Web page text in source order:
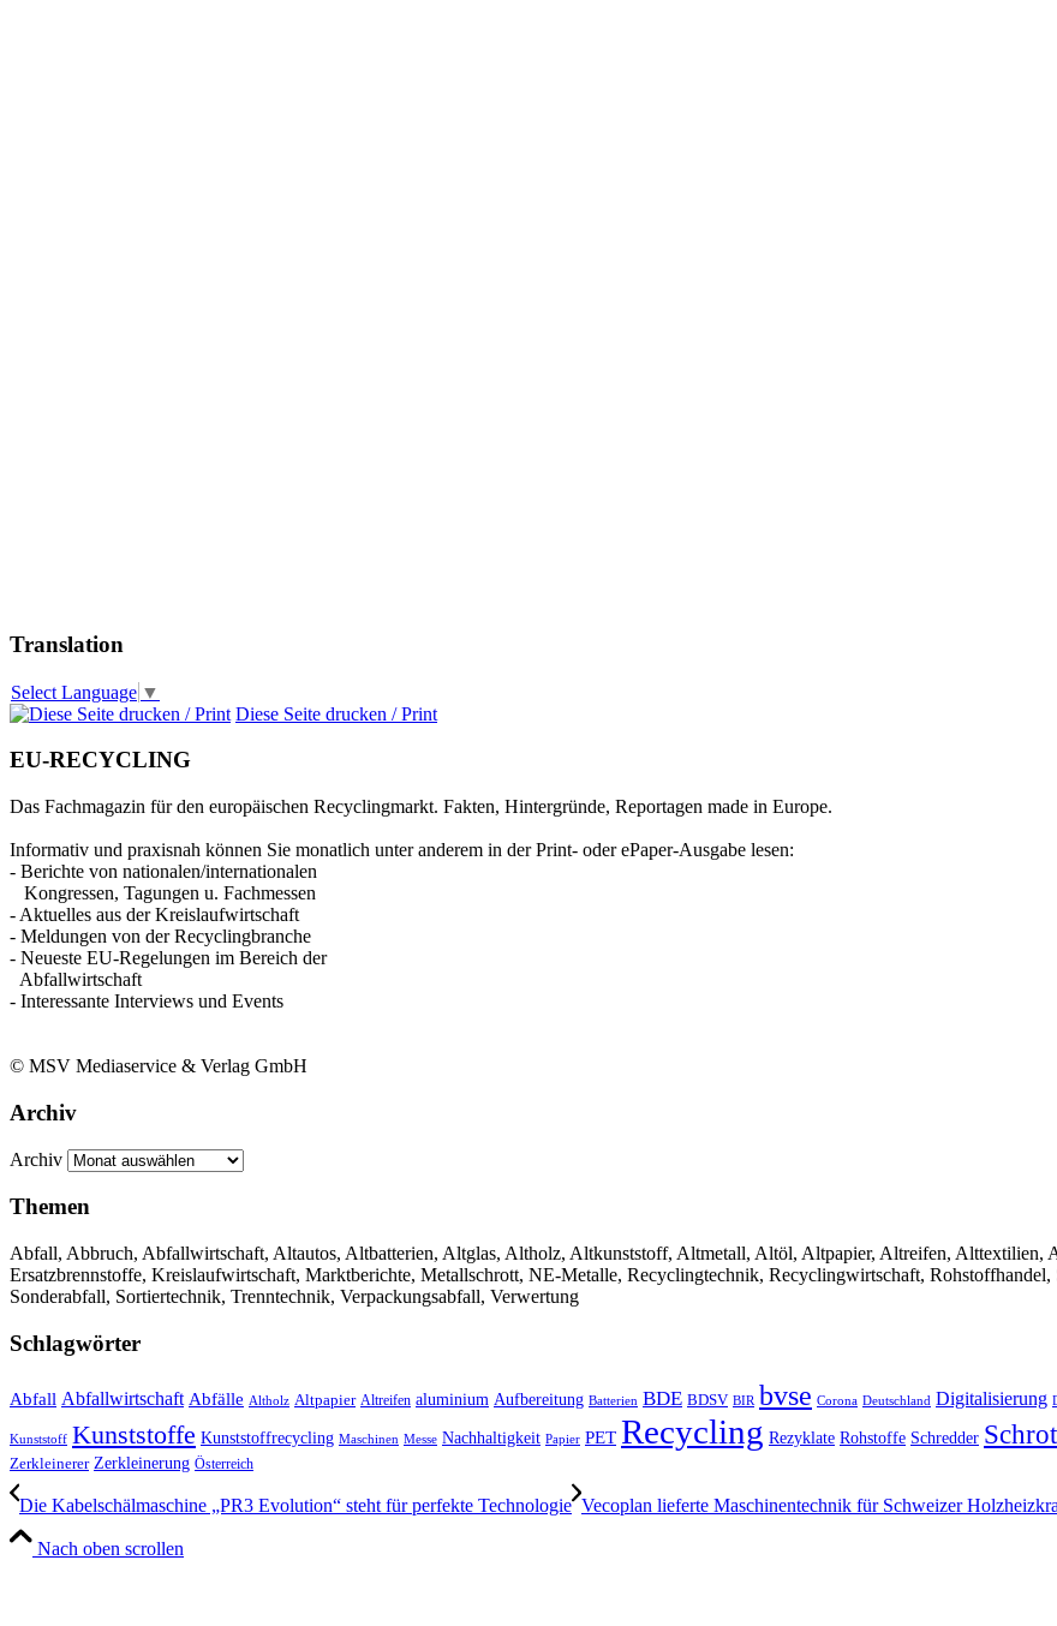
Translation
Select Language ▼
Diese Seite drucken / Print
EU-RECYCLING
Das Fachmagazin für den europäischen Recyclingmarkt. Fakten, Hintergründe, Reportagen made in Europe.
Informativ und praxisnah können Sie monatlich unter anderem in der Print- oder ePaper-Ausgabe lesen:
- Berichte von nationalen/internationalen
Kongressen, Tagungen u. Fachmessen
- Aktuelles aus der Kreislaufwirtschaft
- Meldungen von der Recyclingbranche
- Neueste EU-Regelungen im Bereich der
Abfallwirtschaft
- Interessante Interviews und Events
© MSV Mediaservice & Verlag GmbH
Archiv
Archiv
Themen
Abfall, Abbruch, Abfallwirtschaft, Altautos, Altbatterien, Altglas, Altholz, Altkunststoff, Altmetall, Altöl, Altpapier, Altreifen, Alttextilien,
Ersatzbrennstoffe, Kreislaufwirtschaft, Marktberichte, Metallschrott, NE-Metalle, Recyclingtechnik, Recyclingwirtschaft, Rohstoffhandel,
Sonderabfall, Sortiertechnik, Trenntechnik, Verpackungsabfall, Verwertung
Schlagwörter
Abfall Abfallwirtschaft Abfälle Altholz Altpapier Altreifen aluminium Aufbereitung Batterien BDE BDSV BIR bvse Corona Deutschland Digitalisierung
Kunststoff Kunststoffe Kunststoffrecycling Maschinen Messe Nachhaltigkeit Papier PET Recycling Rezyklate Rohstoffe Schredder
Zerkleinerer Zerkleinerung Österreich
Die Kabelschälmaschine „PR3 Evolution“ steht für perfekte Technologie Vecoplan lieferte Maschinentechnik für Schweizer
Nach oben scrollen